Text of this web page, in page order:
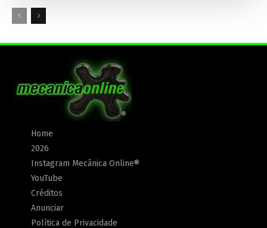
Home
2026
Instagram Mecânica Online®
YouTube
Créditos
Anunciar
Política de Privacidade